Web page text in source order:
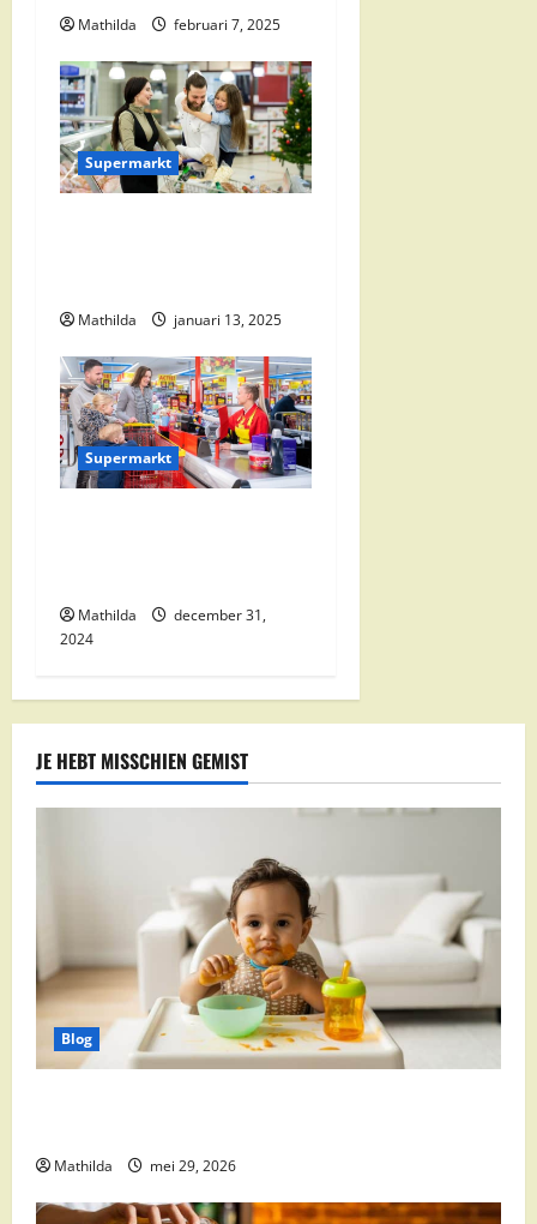
i
g
a
t
Mathilda februari 7, 2025
Supermarkt
Mathilda januari 13, 2025
Supermarkt
Mathilda
december 31,
2024
JE HEBT MISSCHIEN GEMIST
Blog
Mathilda mei 29, 2026